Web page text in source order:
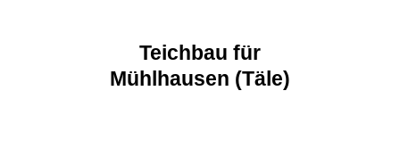
Teichbau für
Mühlhausen (Täle)